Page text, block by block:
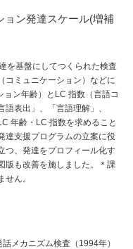
ョン発達スケール(増補
を基盤にしてつくられた検査
コミュニケーション）などに
ン年齢）とLC 指数（言語コ
表出」、「言語理解」、
年齢・LC 指数を求めること
達支援プログラムの立案に役
つ、発達をプロフィール化す
版も改善を施しました。＊課
ん。
メカニズム検査（1994年）